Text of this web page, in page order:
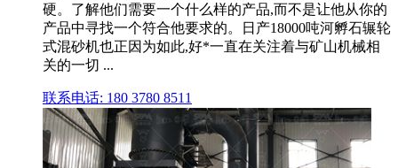
硬。了解他们需要一个什么样的产品,而不是让他从你的
产品中寻找一个符合他要求的。日产18000吨河孵石辗轮
式混砂机也正因为如此,好*一直在关注着与矿山机械相
关的一切 ...
联系电话: 180 3780 8511